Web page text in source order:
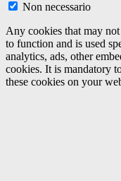
Non necessario
Any cookies that may
to function and is used
analytics, ads, other
cookies. It is mandatory
these cookies on your